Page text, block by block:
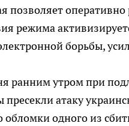
позволяет
режима
борьбы,
ранним утром при
пресекли атаку
обломки одного из